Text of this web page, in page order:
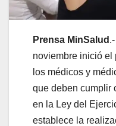
Prensa MinSalud
noviembre inició el
los médicos y
que deben cumplir
en la Ley del
establece la